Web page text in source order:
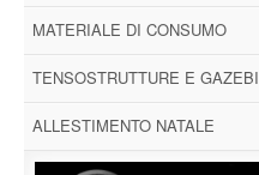
MATERIALE DI CONSUMO
TENSOSTRUTTURE E GAZEBI
ALLESTIMENTO NATALE